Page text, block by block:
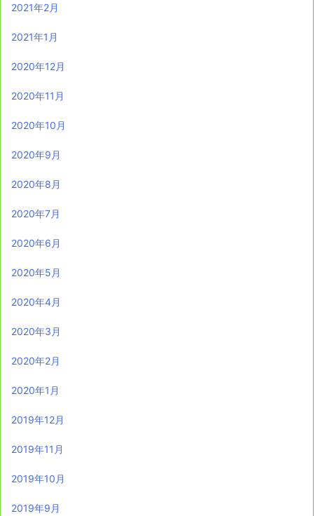
2021年2月
2021年1月
2020年12月
2020年11月
2020年10月
2020年9月
2020年8月
2020年7月
2020年6月
2020年5月
2020年4月
2020年3月
2020年2月
2020年1月
2019年12月
2019年11月
2019年10月
2019年9月